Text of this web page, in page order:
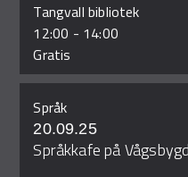
Tangvall bibliotek
12:00 - 14:00
Gratis
Språk
20.09.25
Språkkafe på